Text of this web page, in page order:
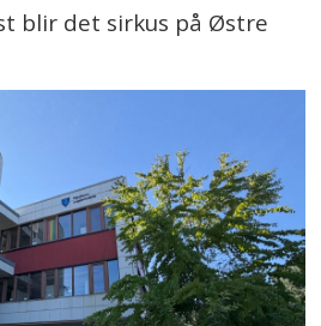
blir det sirkus på Østre